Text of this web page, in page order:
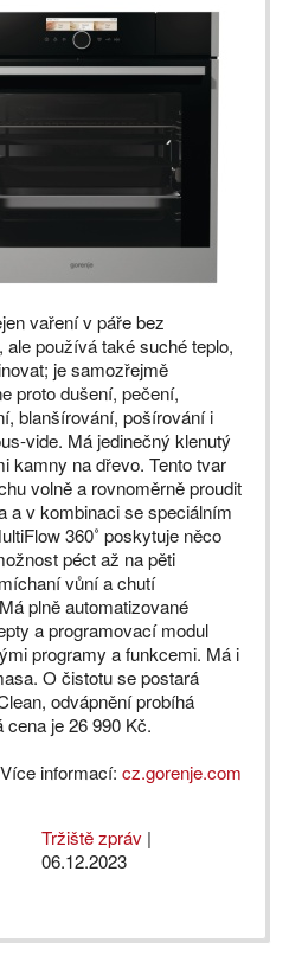
vaření v páře bez
používá také suché teplo,
je samozřejmě
proto dušení, pečení,
blanšírování, pošírování i
vide. Má jedinečný klenutý
kamny na dřevo. Tento tvar
volně a rovnoměrně proudit
a v kombinaci se speciálním
360˚ poskytuje něco
péct až na pěti
vůní a chutí
plně automatizované
a programovací modul
programy a funkcemi. Má i
O čistotu se postará
odvápnění probíhá
je 26 990 Kč.
Více informací: cz.gorenje.com
Tržiště zpráv |
06.12.2023